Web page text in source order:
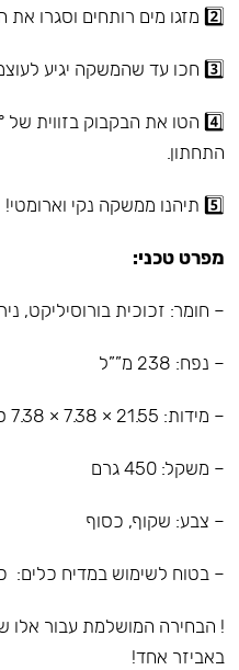
2️⃣ מזגו מים רותחים וסגרו את המכסה.
3️⃣ חכו עד שהמשקה יגיע לעוצמה הרצויה.
התחתון.
5️⃣ תיהנו ממשקה נקי וארומטי!
מפרט טכני:
– חומר: זכוכית בורוסיליקט,
– נפח: 238 מ””ל
– מידות: 21.55 × 7.38 × 7.38 ס””מ
– משקל: 450 גרם
– צבע: שקוף, כסוף
– בטוח לשימוש במדיח כלים:
! הבחירה המושלמת עבור אלו
באביזר אחד!